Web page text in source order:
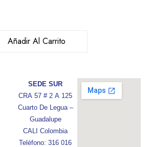
Añadir Al Carrito
SEDE SUR
CRA 57 # 2 A 125
Cuarto De Legua –
Guadalupe
CALI Colombia
Teléfono: 316 016